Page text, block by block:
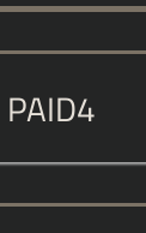
PAID4